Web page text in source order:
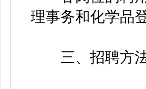
理事务和化学品
三、招聘方